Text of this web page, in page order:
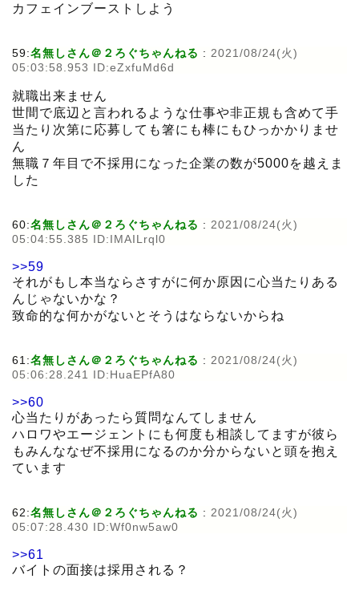
カフェインブーストしよう
59:名無しさん＠２ろぐちゃんねる : 2021/08/24(火)
05:03:58.953 ID:eZxfuMd6d
就職出来ません
世間で底辺と言われるような仕事や非正規も含めて手
当たり次第に応募しても箸にも棒にもひっかかりませ
ん
無職７年目で不採用になった企業の数が5000を越えま
した
60:名無しさん＠２ろぐちゃんねる : 2021/08/24(火)
05:04:55.385 ID:IMAILrql0
>>59
それがもし本当ならさすがに何か原因に心当たりある
んじゃないかな？
致命的な何かがないとそうはならないからね
61:名無しさん＠２ろぐちゃんねる : 2021/08/24(火)
05:06:28.241 ID:HuaEPfA80
>>60
心当たりがあったら質問なんてしません
ハロワやエージェントにも何度も相談してますが彼ら
もみんななぜ不採用になるのか分からないと頭を抱え
ています
62:名無しさん＠２ろぐちゃんねる : 2021/08/24(火)
05:07:28.430 ID:Wf0nw5aw0
>>61
バイトの面接は採用される？